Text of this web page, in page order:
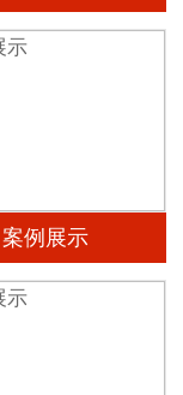
案例展示